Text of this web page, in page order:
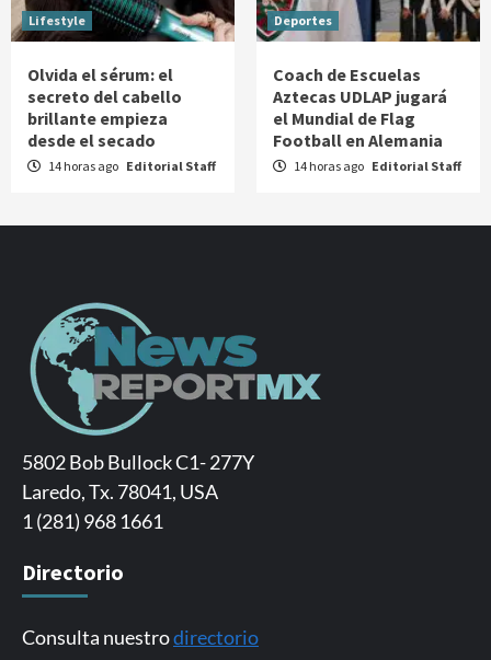
Lifestyle
Olvida el sérum: el
secreto del cabello
brillante empieza
desde el secado
14 horas ago Editorial Staff
Deportes
Coach de Escuelas
Aztecas UDLAP jugará
el Mundial de Flag
Football en Alemania
14 horas ago Editorial Staff
5802 Bob Bullock C1- 277Y
Laredo, Tx. 78041, USA
1 (281) 968 1661
Directorio
Consulta nuestrodirectorio